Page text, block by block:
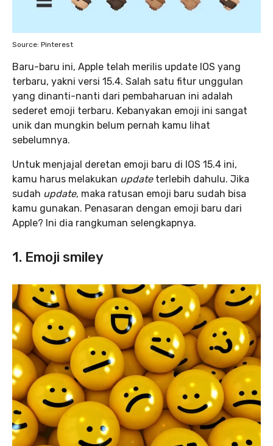
Source: Pinterest
Baru-baru ini, Apple telah merilis update IOS yang
terbaru, yakni versi 15.4. Salah satu fitur unggulan
yang dinanti-nanti dari pembaharuan ini adalah
sederet emoji terbaru. Kebanyakan emoji ini sangat
unik dan mungkin belum pernah kamu lihat
sebelumnya.
Untuk menjajal deretan emoji baru di IOS 15.4 ini,
kamu harus melakukan update terlebih dahulu. Jika
sudah update, maka ratusan emoji baru sudah bisa
kamu gunakan. Penasaran dengan emoji baru dari
Apple? Ini dia rangkuman selengkapnya.
1. Emoji smiley